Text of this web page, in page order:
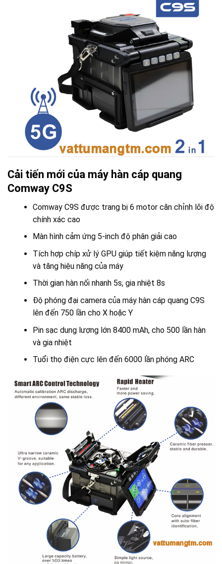
Cải tiến mới của máy hàn cáp quang
Comway C9S
Comway C9S được trang bị 6 motor căn chỉnh lõi độ
chính xác cao
Màn hình cảm ứng 5-inch độ phân giải cao
Tích hợp chíp xử lý GPU giúp tiết kiệm năng lượng
và tăng hiệu năng của máy
Thời gian hàn nối nhanh 5s, gia nhiệt 8s
Độ phóng đại camera của máy hàn cáp quang C9S
lên đến 750 lần cho X hoặc Y
Pin sạc dung lượng lớn 8400 mAh, cho 500 lần hàn
và gia nhiệt
Tuổi thọ điện cực lên đến 6000 lần phóng ARC